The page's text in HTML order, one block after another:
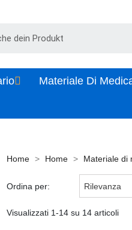
Materiale Di
Home Home Materiale di
Ordina per:
Visualizzati 1-14 su 14 articoli